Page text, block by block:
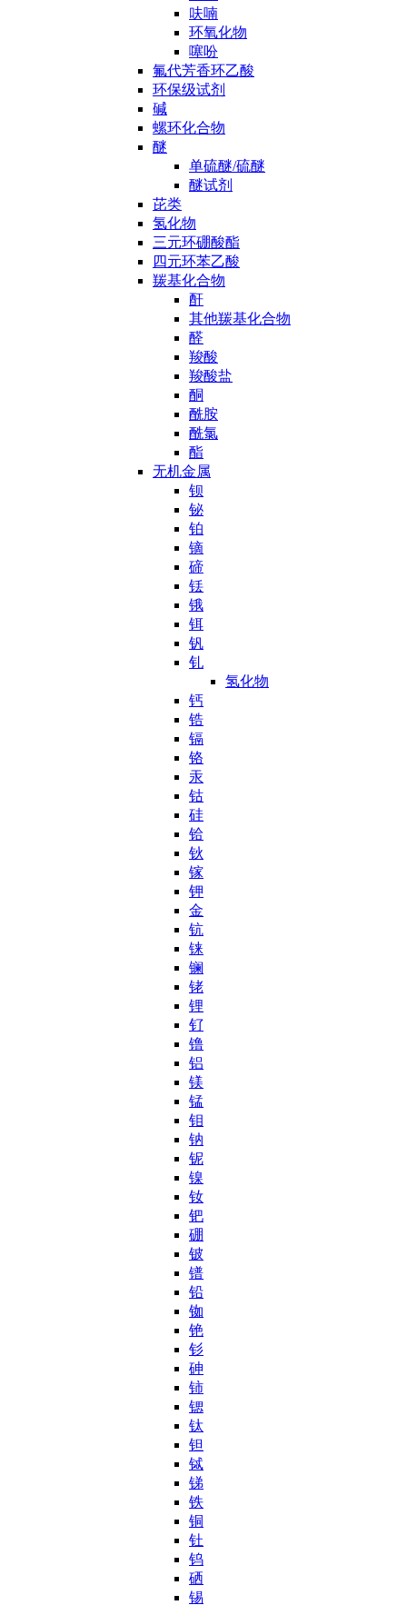
呋喃
环氧化物
噻吩
氟代芳香环乙酸
环保级试剂
碱
螺环化合物
醚
单硫醚/硫醚
醚试剂
芘类
氢化物
三元环硼酸酯
四元环苯乙酸
羰基化合物
酐
其他羰基化合物
醛
羧酸
羧酸盐
酮
酰胺
酰氯
酯
无机金属
钡
铋
铂
镝
碲
铥
锇
铒
钒
钆
氢化物
钙
锆
镉
铬
汞
钴
硅
铪
钬
镓
钾
金
钪
铼
镧
铑
锂
钌
镥
铝
镁
锰
钼
钠
铌
镍
钕
钯
硼
铍
镨
铅
铷
铯
钐
砷
铈
锶
钛
钽
铽
锑
铁
铜
钍
钨
硒
锡